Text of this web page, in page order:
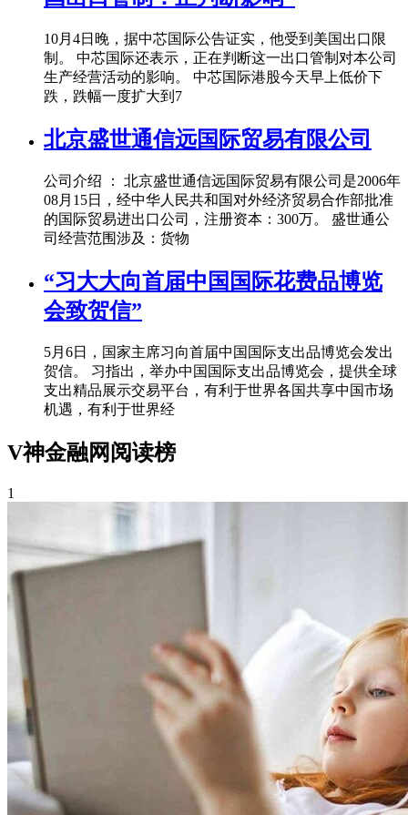
10月4日晚，据中芯国际公告证实，他受到美国出口限
制。 中芯国际还表示，正在判断这一出口管制对本公司
生产经营活动的影响。 中芯国际港股今天早上低价下
跌，跌幅一度扩大到7
北京盛世通信远国际贸易有限公司
公司介绍 ： 北京盛世通信远国际贸易有限公司是2006年
08月15日，经中华人民共和国对外经济贸易合作部批准
的国际贸易进出口公司，注册资本：300万。 盛世通公
司经营范围涉及：货物
“习大大向首届中国国际花费品博览
会致贺信”
5月6日，国家主席习向首届中国国际支出品博览会发出
贺信。 习指出，举办中国国际支出品博览会，提供全球
支出精品展示交易平台，有利于世界各国共享中国市场
机遇，有利于世界经
V神金融网阅读榜
1